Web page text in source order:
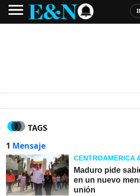
TAGS
1 Mensaje
CENTROAMÉRICA
Maduro pide
en un nuevo
unión